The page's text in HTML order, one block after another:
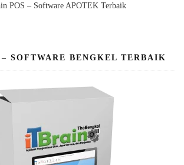
POS – Software APOTEK Terbaik
SOFTWARE BENGKEL TERBAIK